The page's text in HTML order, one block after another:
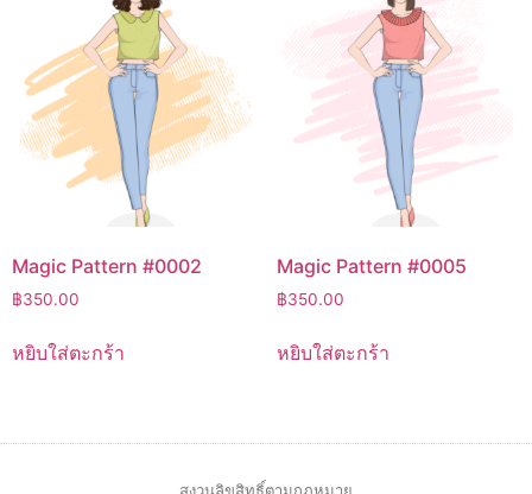
Magic Pattern #0002
฿350.00
หยิบใส่ตะกร้า
Magic Pattern #0005
฿350.00
หยิบใส่ตะกร้า